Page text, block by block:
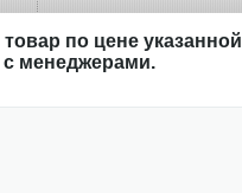
по цене указанной
с менеджерами.